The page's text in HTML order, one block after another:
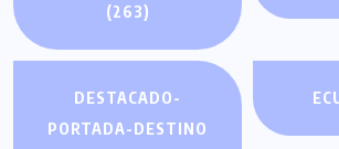
(263)
DESTACADO-
PORTADA-DESTINO